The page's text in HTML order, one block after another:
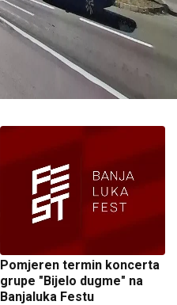
Pomjeren termin koncerta
grupe "Bijelo dugme" na
Banjaluka Festu